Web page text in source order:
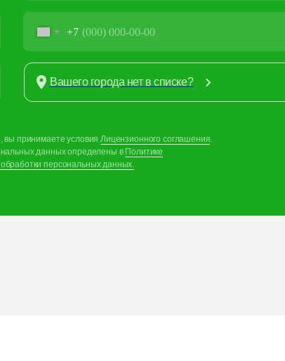
+7
вы принимаете условияЛицензионного соглашения.
данных определены в Политике
персональных данных.
Вашего города нет в списке?